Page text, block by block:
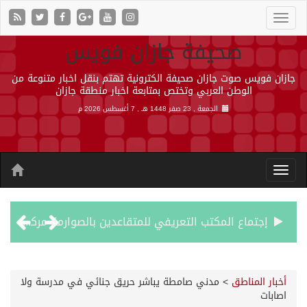
صحيفة جازان فويس
جازان فويس صوت جازان صحيفة الكترونية تهتم بنقل اخبار متنوعة من
الوطن العربي وتختص بمتابعة اخبار منطقة جازان
الجمعة , 23 صفر 1448 هـ , 7 أغسطس 2026 م
إجتماع المكتب التعريفي للمتقاعدين بالصوارمة-مركز الحكامية
أخبار المناطق > مدني صامطة يباشر حريق جنائي في مدرسة ولا
اصابات